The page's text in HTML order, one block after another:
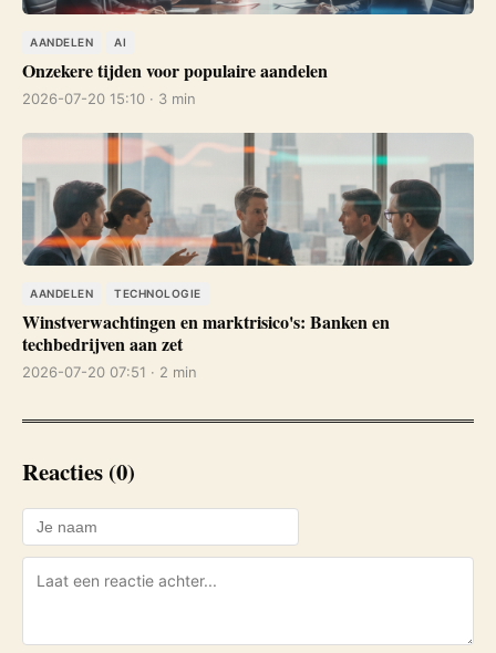
AANDELEN AI
Onzekere tijden voor populaire aandelen
2026-07-20 15:10 · 3 min
AANDELEN TECHNOLOGIE
Winstverwachtingen en marktrisico's: Banken en
techbedrijven aan zet
2026-07-20 07:51 · 2 min
Reacties (0)